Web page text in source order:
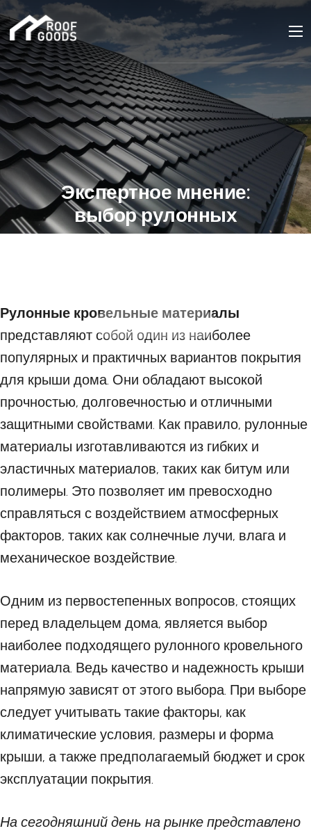
Экспертное мнение:
выбор рулонных
кровельных
22 АВГУСТА 2023
Рулонные кровельные материалы
представляют собой один из наиболее
популярных и практичных вариантов покрытия
для крыши дома. Они обладают высокой
прочностью, долговечностью и отличными
защитными свойствами. Как правило, рулонные
материалы изготавливаются из гибких и
эластичных материалов, таких как битум или
полимеры. Это позволяет им превосходно
справляться с воздействием атмосферных
факторов, таких как солнечные лучи, влага и
механическое воздействие.
Одним из первостепенных вопросов, стоящих
перед владельцем дома, является выбор
наиболее подходящего рулонного кровельного
материала. Ведь качество и надежность крыши
напрямую зависят от этого выбора. При выборе
следует учитывать такие факторы, как
климатические условия, размеры и форма
крыши, а также предполагаемый бюджет и срок
эксплуатации покрытия.
На сегодняшний день на рынке представлено